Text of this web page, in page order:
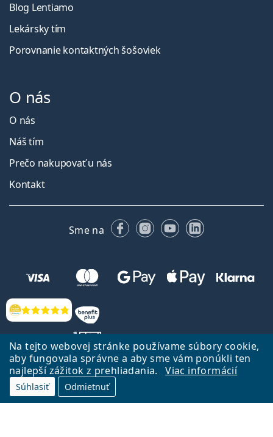
Na tejto webovej stránke používame súbory cookie,
aby fungovala správne a aby sme vám ponúkli ten
najlepší zážitok z prehliadania.
Viac informácií
Súhlasiť Odmietnuť
Hodnotenia
Blog Lentiamo
Lekársky tím
Porovnanie kontaktných šošoviek
O nás
O nás
Náš tím
Prečo nakupovať u nás
Kontakt
Sme na FacebookuInstagrame
YouTubeLinkedIn
Späť na Úvodnu stránku
Lentiamo.sk vlastní a prevádzkuje spoločnosť Lentiamo s.r.o., Česká